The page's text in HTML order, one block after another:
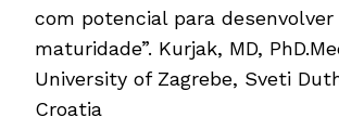
com potencial para desenvolver
maturidade”. Kurjak, MD,
University of Zagrebe, Sveti
Croatia